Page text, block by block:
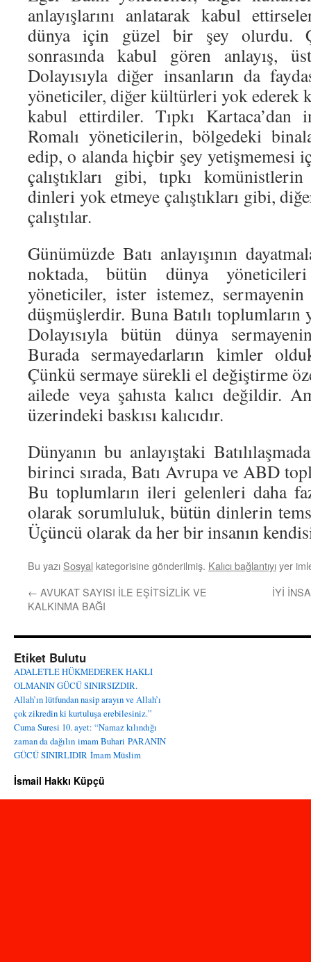
anlayışlarını anlatarak kabul
dünya için güzel bir şey olurdu.
sonrasında kabul gören anlayış,
Dolayısıyla diğer insanların da
yöneticiler, diğer kültürleri yok ederek
kabul ettirdiler. Tıpkı Kartaca’dan
Romalı yöneticilerin, bölgedeki
edip, o alanda hiçbir şey yetişmemesi
çalıştıkları gibi, tıpkı
dinleri yok etmeye çalıştıkları gibi,
çalıştılar.
Günümüzde Batı anlayışının
noktada, bütün dünya yöneticileri
yöneticiler, ister istemez,
düşmüşlerdir. Buna Batılı
Dolayısıyla bütün dünya
Burada sermayedarların kimler
Çünkü sermaye sürekli el değiştirme
ailede veya şahısta kalıcı değildir.
üzerindeki baskısı kalıcıdır.
Dünyanın bu anlayıştaki
birinci sırada, Batı Avrupa ve ABD
Bu toplumların ileri gelenleri daha
olarak sorumluluk, bütün dinlerin
Üçüncü olarak da her bir insanın
Bu yazı Sosyal kategorisine gönderilmiş. Kalıcı bağlantıyıyer
← AVUKAT SAYISI İLE EŞİTSİZLİK VE
KALKINMA BAĞI
İYİ
Etiket Bulutu
ADALETLE HÜKMEDEREK HAKLI
OLMANIN GÜCÜ SINIRSIZDIR.
Allah’ın lütfundan nasip arayın ve Allah’ı
çok zikredin ki kurtuluşa erebilesiniz.”
Cuma Suresi 10. ayet: “Namaz kılındığı
zaman da dağılın imam Buhari PARANIN
GÜCÜ SINIRLIDIR İmam Müslim
İsmail Hakkı Küpçü